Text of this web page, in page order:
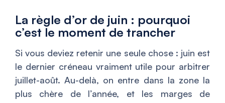
La règle d’or de juin : pourquoi
c’est le moment de trancher
Si vous deviez retenir une seule chose : juin est
le dernier créneau vraiment utile pour arbitrer
juillet-août. Au-delà, on entre dans la zone la
plus chère de l’année, et les marges de